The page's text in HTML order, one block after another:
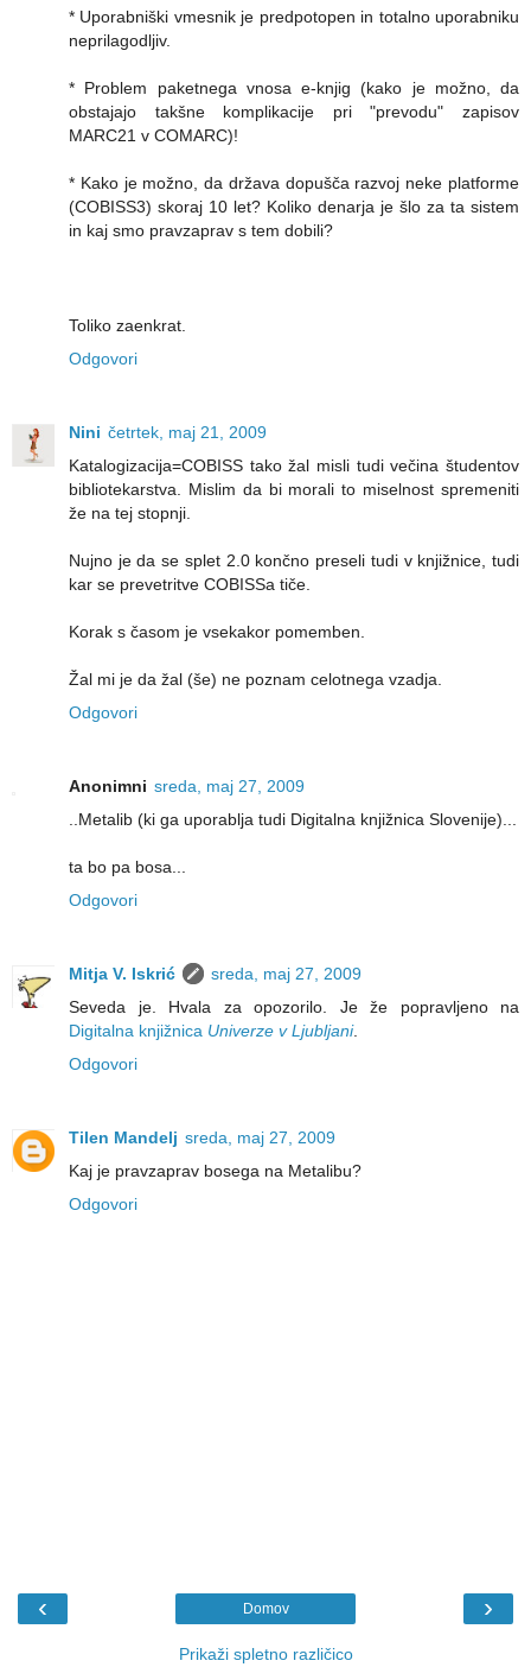
* Uporabniški vmesnik je predpotopen in totalno uporabniku
neprilagodljiv.
* Problem paketnega vnosa e-knjig (kako je možno, da
obstajajo takšne komplikacije pri "prevodu" zapisov
MARC21 v COMARC)!
* Kako je možno, da država dopušča razvoj neke platforme
(COBISS3) skoraj 10 let? Koliko denarja je šlo za ta sistem
in kaj smo pravzaprav s tem dobili?
Toliko zaenkrat.
Odgovori
Nini četrtek, maj 21, 2009
Katalogizacija=COBISS tako žal misli tudi večina študentov
bibliotekarstva. Mislim da bi morali to miselnost spremeniti
že na tej stopnji.
Nujno je da se splet 2.0 končno preseli tudi v knjižnice, tudi
kar se prevetritve COBISSa tiče.
Korak s časom je vsekakor pomemben.
Žal mi je da žal (še) ne poznam celotnega vzadja.
Odgovori
Anonimni sreda, maj 27, 2009
..Metalib (ki ga uporablja tudi Digitalna knjižnica Slovenije)...
ta bo pa bosa...
Odgovori
Mitja V. Iskrić
sreda, maj 27, 2009
Seveda je. Hvala za opozorilo. Je že popravljeno na
Digitalna knjižnica Univerze v Ljubljani.
Odgovori
Tilen Mandelj sreda, maj 27, 2009
Kaj je pravzaprav bosega na Metalibu?
Odgovori
‹ ›
Domov
Prikaži spletno različico